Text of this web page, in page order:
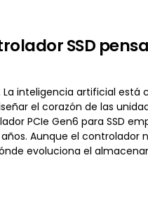
SSD
inteligencia artificial está
el corazón de las
PCIe Gen6 para SSD
Aunque el controlador
evoluciona el